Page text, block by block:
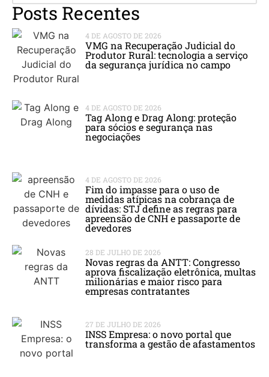
Posts Recentes
4 DE AGOSTO DE 2026
VMG na Recuperação Judicial do
Produtor Rural: tecnologia a serviço
da segurança jurídica no campo
4 DE AGOSTO DE 2026
Tag Along e Drag Along: proteção
para sócios e segurança nas
negociações
4 DE AGOSTO DE 2026
Fim do impasse para o uso de
medidas atípicas na cobrança de
dívidas: STJ define as regras para
apreensão de CNH e passaporte de
devedores
28 DE JULHO DE 2026
Novas regras da ANTT: Congresso
aprova fiscalização eletrônica, multas
milionárias e maior risco para
empresas contratantes
27 DE JULHO DE 2026
INSS Empresa: o novo portal que
transforma a gestão de afastamentos